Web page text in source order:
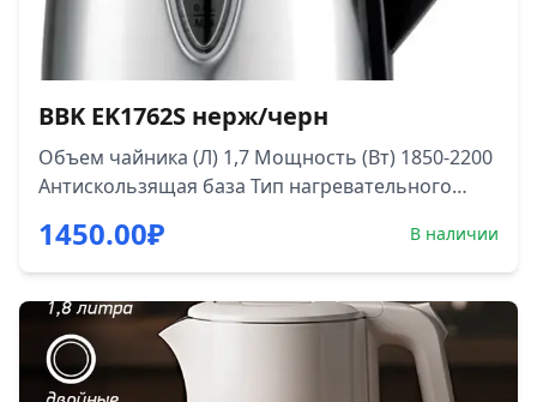
BBK EK1762S нерж/черн
Объем чайника (Л) 1,7 Мощность (Вт) 1850-2200
Антискользящая база Тип нагревательного
отсутствии воды База с поворотным контактом
Индикация Шкала уровня воды Комплектация
Чайник Подставка со шнуром питания и
отсеком для его хранения Съемный фильтр
Цвет корпуса черный/нержавеющая сталь
Материал корпуса Нержавеющая сталь
1450.00₽ В наличии